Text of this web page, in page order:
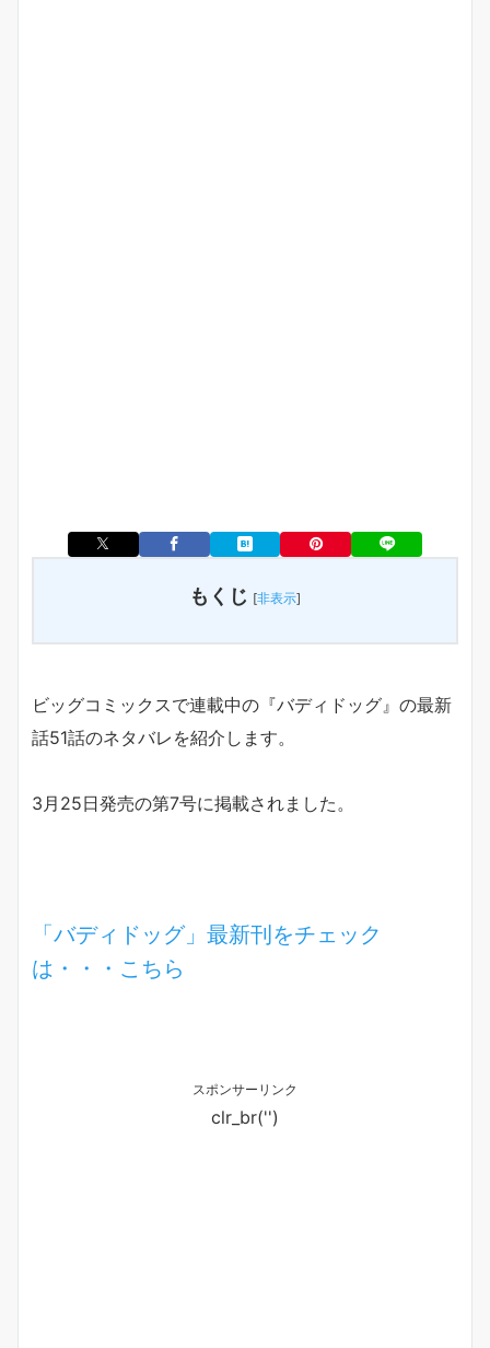
もくじ [非表示]
ビッグコミックスで連載中の『バディドッグ』の最新
話51話のネタバレを紹介します。
3月25日発売の第7号に掲載されました。
「バディドッグ」最新刊をチェック
は・・・こちら
スポンサーリンク
clr_br('')